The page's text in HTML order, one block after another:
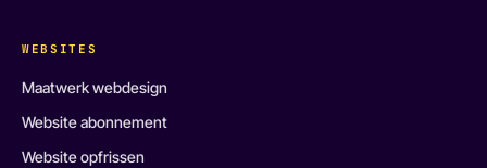
WEBSITES
Maatwerk webdesign
Website abonnement
Website opfrissen